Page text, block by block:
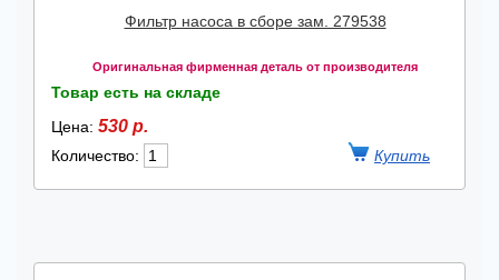
Фильтр насоса в сборе зам. 279538
Оригинальная фирменная деталь от производителя
Товар есть на складе
Цена: 530 р.
Количество: